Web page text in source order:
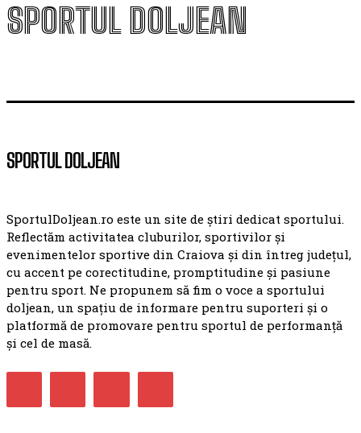
SPORTUL DOLJEAN
SPORTUL DOLJEAN
SportulDoljean.ro este un site de știri dedicat sportului.
Reflectăm activitatea cluburilor, sportivilor și
evenimentelor sportive din Craiova și din întreg județul,
cu accent pe corectitudine, promptitudine și pasiune
pentru sport. Ne propunem să fim o voce a sportului
doljean, un spațiu de informare pentru suporteri și o
platformă de promovare pentru sportul de performanță
și cel de masă.